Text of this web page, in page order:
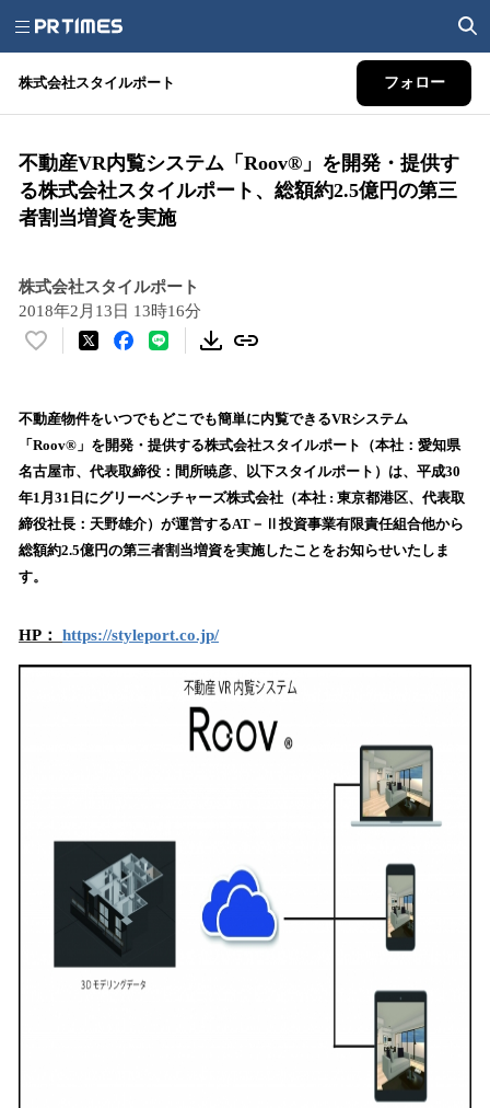
株式会社スタイルポート フォロー
不動産VR内覧システム「Roov®」を開発・提供す
る株式会社スタイルポート、総額約2.5億円の第三
者割当増資を実施
株式会社スタイルポート
2018年2月13日 13時16分
い
！
数
を
読
込
み
中
す
不動産物件をいつでもどこでも簡単に内覧できるVRシステム
「Roov®」を開発・提供する株式会社スタイルポート（本社：愛知県
名古屋市、代表取締役：間所暁彦、以下スタイルポート）は、平成30
年1月31日にグリーベンチャーズ株式会社（本社 : 東京都港区、代表取
締役社長：天野雄介）が運営するAT－Ⅱ投資事業有限責任組合他から
総額約2.5億円の第三者割当増資を実施したことをお知らせいたしま
す。
HP： https://styleport.co.jp/